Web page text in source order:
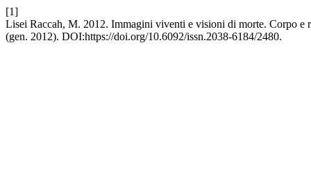
[1]
Lisei Raccah, M. 2012. Immagini viventi e visioni di morte. Corpo e
(gen. 2012). DOI:https://doi.org/10.6092/issn.2038-6184/2480.